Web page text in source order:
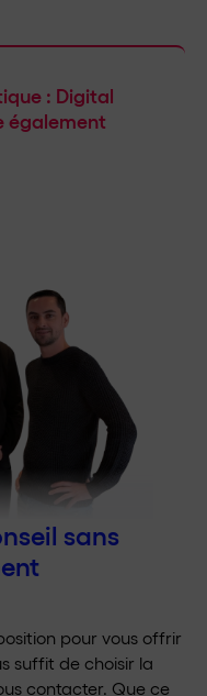
: Digital
également
sans
pour vous offrir
suffit de choisir la
contacter. Que ce